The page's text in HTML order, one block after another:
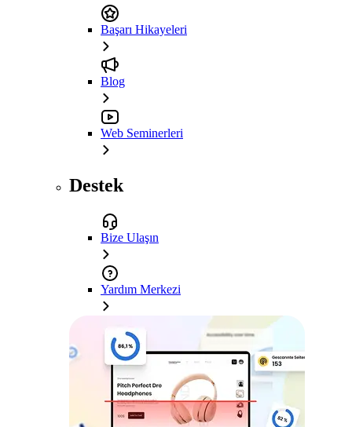
Başarı Hikayeleri
Blog
Web Seminerleri
Destek
Bize Ulaşın
Yardım Merkezi